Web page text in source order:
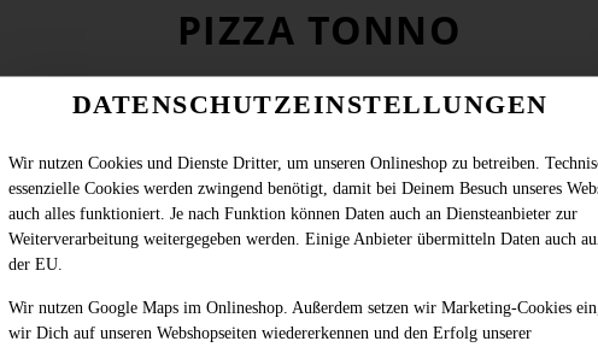
PIZZA TONNO
DATENSCHUTZEINSTELLUNGEN
Wir nutzen Cookies und Dienste Dritter, um unseren Onlineshop zu betreiben.
essenzielle Cookies werden zwingend benötigt, damit bei Deinem Besuch unseres
auch alles funktioniert. Je nach Funktion können Daten auch an Diensteanbieter zur
Weiterverarbeitung weitergegeben werden. Einige Anbieter übermitteln Daten auch
der EU.
Wir nutzen Google Maps im Onlineshop. Außerdem setzen wir Marketing-Cookies
wir Dich auf unseren Webshopseiten wiedererkennen und den Erfolg unserer